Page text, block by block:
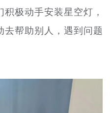
极动手安装星空灯，
去帮助别人，遇到问题